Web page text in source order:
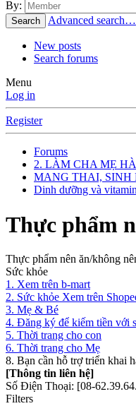
By:
Search Advanced search…
New posts
Search forums
Menu
Log in
Register
Forums
2. LÀM CHA MẸ
MANG THAI, SINH
Dinh dưỡng và
Thực phẩm
Thực phẩm nên ăn/không
Sức khỏe
1. Xem trên b-mart
2. Sức khỏe Xem trên
3. Mẹ & Bé
4. Đăng ký để kiếm tiền với
5. Thời trang cho con
6. Thời trang cho Mẹ
8. Bạn cần hỗ trợ triển khai
[Thông tin liên hệ]
Số Điện Thoại: [08-
Filters